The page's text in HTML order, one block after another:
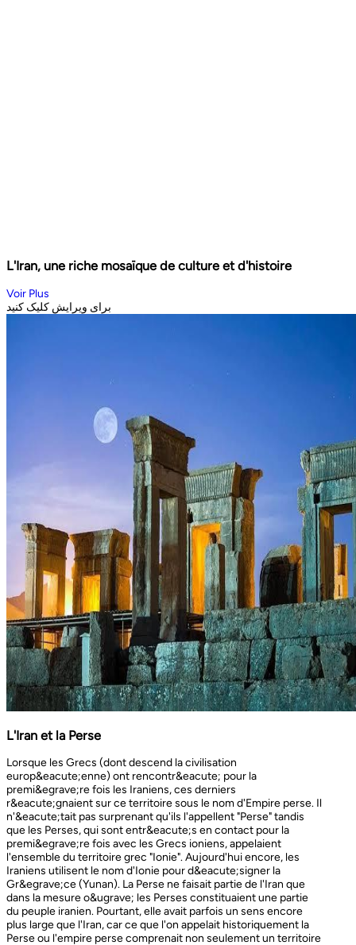
L'Iran, une riche mosaïque de culture et d'histoire
Voir Plus
برای ویرایش کلیک کنید
L'Iran et la Perse
Lorsque les Grecs (dont descend la civilisation europ&eacute;enne) ont rencontr&eacute; pour la premi&egrave;re fois les Iraniens, ces derniers r&eacute;gnaient sur ce territoire sous le nom d'Empire perse. Il n'&eacute;tait pas surprenant qu'ils l'appellent "Perse" tandis que les Perses, qui sont entr&eacute;s en contact pour la premi&egrave;re fois avec les Grecs ioniens, appelaient l'ensemble du territoire grec "Ionie". Aujourd'hui encore, les Iraniens utilisent le nom d'Ionie pour d&eacute;signer la Gr&egrave;ce (Yunan). La Perse ne faisait partie de l'Iran que dans la mesure o&ugrave; les Perses constituaient une partie du peuple iranien. Pourtant, elle avait parfois un sens encore plus large que l'Iran, car ce que l'on appelait historiquement la Perse ou l'empire perse comprenait non seulement un territoire beaucoup plus vaste que l'Iran actuel, mais aussi des pays et des peuples non iraniens comme l'&Eacute;gypte. "Perse" est rest&eacute; le terme europ&eacute;en pour l'Iran jusqu'en 1935, date &agrave; laquelle le gouvernement iranien a insist&eacute; pour que tous les pays appellent officiellement le pays par ce dernier nom. Mais le terme "Perse" a surv&eacute;cu et, encore aujourd'hui, pour de nombreux Occidentaux, la "Perse" a une connotation historique et culturelle beaucoup plus large que celle v&eacute;hicul&eacute;e par le terme "Iran", qu'ils confondaient parfois avec l'Irak. Beaucoup ne savent plus que l'Iran et la Perse sont la m&ecirc;me chose, pensant que l'Iran est aussi un pays arabe ! L'Iran actuel fait partie du plateau iranien, beaucoup plus vaste, dont l'ensemble a parfois fait partie de l'empire perse. Le pays est vaste, plus grand que le Royaume-Uni, la France, l'Espagne et l'Allemagne r&eacute;unis. Il est accident&eacute; et aride et, &agrave; l'exception de deux r&eacute;gions de plaine, il est constitu&eacute; de montagnes et de d&eacute;serts. Il y a deux grandes rang&eacute;es de montagnes, l'Alborz au nord, qui s'&eacute;tend du Caucase au nord-ouest jusqu'au Khorasan &agrave; l'est, et le Zagros, qui s'&eacute;tend de l'ouest au sud-est. Les grands d&eacute;serts, Dasht-e-Kavir et Dasht-e-Lut, tous deux situ&eacute;s &agrave; l'est, sont pratiquement inhabitables. Les deux r&eacute;gions de plaine sont le littoral de la mer Caspienne, qui se trouve au-dessous du niveau de la mer, a un climat subtropical et est couvert de for&ecirc;ts tropicales, et la plaine du Khuzestan au sud-ouest, qui est une continuation des terres fertiles de la M&eacute;sopotamie et est arros&eacute;e par le seul grand fleuve d'Iran, le Karun. Ainsi, la terre est abondante mais l'eau est rare, contrairement &agrave; un pays comme la Hollande o&ugrave; la terre est rare mais l'eau abondante. La raret&eacute; de l'eau a jou&eacute; un r&ocirc;le majeur non seulement en influen&ccedil;ant la nature et les syst&egrave;mes de l'agriculture iranienne, mais aussi un certain nombre de facteurs sociologiques cl&eacute;s, y compris la cause et la nature des &Eacute;tats iraniens. L'&eacute;tendue des montagnes et du d&eacute;sert a naturellement divis&eacute; la population iranienne en groupes relativement isol&eacute;s. Mais l'aridit&eacute; a jou&eacute; un r&ocirc;le encore plus important &agrave; cet &eacute;gard, et ce au niveau des plus petites unit&eacute;s sociales. Dans la majeure partie du pays, l'agriculture et l'&eacute;levage du b&eacute;tail n'&eacute;taient possibles que l&agrave; o&ugrave; l'eau de pluie naturelle, un petit ruisseau, un canal d'eau souterrain, appel&eacute; Qanat, ou une combinaison de ces &eacute;l&eacute;ments fournissait l'approvisionnement minimal n&eacute;cessaire en eau. Le Qanat ou Kariz est un d&eacute;veloppement ing&eacute;nieux des temps anciens, qui remonte &agrave; bien avant la fondation de l'empire perse. &Agrave; partir d'une nappe phr&eacute;atique existante dans les hautes terres, un tunnel est creus&eacute; sous le sol, en pente descendante vers les basses terres (pr&egrave;s des fermes environnantes) o&ugrave; il remonte &agrave; la surface. L'eau qui s'&eacute;coule de la source par gravit&eacute; est ensuite distribu&eacute;e par d'&eacute;troits canaux l&agrave; o&ugrave; elle est n&eacute;cessaire pour l'irrigation et d'autres usages. Le peuple iranien &Agrave; l'origine, les Iraniens &eacute;taient plus une ethnie qu'une nation et les perses se comptaient comme un groupe parmi un bon nombre des Iraniens. A part le pays qui s'appelle aujourd'hui l'Iran, l'Afghanistan et le Tadjikistan appartiennent &eacute;galement &agrave; un territoire iranien plus large dans leurs concepts historiques et culturels. En plus la domaine culturelle iranienne d&eacute;passe encore plus loin que la fronti&egrave;re de l&rsquo;ensemble de ces trois pays et s'&eacute;tendant jusqu&rsquo;au cot&eacute; nordique de l'Inde, l'Ouzb&eacute;kistan, le Turkm&eacute;nistan, le Caucase et l'Anatolie : Aujourd&rsquo;hui , c&rsquo;est ce que l&rsquo;on appelle &lsquo;&rsquo; Monde Persan&rsquo;&rsquo; La langue persane est une des langues iraniennes, alors qu&rsquo;il en existe d'autres vari&eacute;t&eacute;s dont le kurde et le pashto. En Iran, certaines langues locales sont encore parl&eacute;es en tant que des langues vivantes tandis que d&rsquo;autre langues r&eacute;gionales que l&rsquo;iranienne sont &eacute;galement parl&eacute;s en Iran tels que le turc et l&rsquo;arabe. En plus, d'autres formats de la langue persane sont parl&eacute;es en Afghanistan et au Tadjikistan, si bien que les r&eacute;sidents dans ces trois pays arrivent &agrave; se comprendre lors de la conversation et de la communication litt&eacute;raire. Egalement d'autres dialectes persans sont parl&eacute;s en Iran. A vraie dire , n&rsquo;importe quel argument &agrave; propos de l&rsquo;histoire de l&rsquo;Iran, de son &eacute;conomie et de sa politique ne serait pas raisonnable sauf qu&rsquo;on puisse tenir en compte les nomades qui ont &eacute;tabli leurs royaume &agrave; partir de l&rsquo;&eacute;poque des Perses au Qajars qui r&eacute;gnaient jusuq&rsquo;aux20&egrave;me si&egrave;cle. Suit &agrave; la recherches des p&acirc;turages encore plus verts et des sols fertils, diff&eacute;rents &eacute;thnies comme le turques, sont partis vers les r&eacute;gions au nord, nord-est et l&rsquo;est de la Perse . Apr&egrave;s avoir s&rsquo;h&eacute;berger , ils fallait qu&rsquo;ils se pr&eacute;par&egrave;rent pour faire face aux &eacute;nemies etrang&egrave;res . La s&egrave;cheresse, l&rsquo;aridit&eacute; et la densit&eacute; de la population dan leurs propres r&eacute;gions fut la cause de l&rsquo;immigration vers la Perse. D&rsquo;autre part la manqu&eacute; de la pluie et l&rsquo;aridit&eacute; en Iran causait la miragartion des gens vers des r&eacute;gions plus verts : ils se d&eacute;pla&ccedil;aient tous les ann&eacute;es, pour aller vers les r&eacute;gions o&ugrave; il faisait agr&eacute;able pendant l&rsquo;hiver et des r&eacute;gions o&ugrave; le climat faisait moins chaud au cours de l&rsquo;&eacute;t&eacute;. En comparaison avec les les s&eacute;dentaires, les nomades ont des puissances militaires et ils sont plus dynamiques, et plus nombreux que les villageoises qu'ils attaquaient. Ces particularit&eacute;s permettent &agrave; une tribu ou &agrave; un ensemble de tribus de faire diriger les autres vers la formation d&rsquo;un &eacute;tat central : Ensuite il faisait les n&eacute;cessaires pour collecter directement ou via un moyen indirect, la totalit&eacute; des produits agricoles exc&eacute;dentaires pour fournir les affaires financi&egrave;res. Ainsi il devient un &eacute;tat central et capable &agrave; taille de contr&ocirc;ler, d'administrer et de d&eacute;fendre ses vastes territoires. La plupart des souverains iraniens se d&eacute;pla&ccedil;aient la plupart du temps et cette caract&eacute;ristique est racin&eacute; dans leurs origines et leurs esprits. Par exemple les Ach&eacute;m&eacute;nides dirigeaient leurs trois capitales et se d&eacute;pla&ccedil;aient entre : Suse, Pers&eacute;polis et Ecbatane et parfois quatre si on fait inclure la Babylon. D&egrave;s le d&eacute;but ; tous les gouvernements iraniens jusqu&rsquo;au 20&egrave;me si&egrave;cle, on &eacute;t&eacute; fond&eacute;s par des tribus nomades et apr&egrave;s avoir &ecirc;tre uni au sein du gouvernement , il fallait se pr&eacute;parer pour faire face aux d&eacute;fis comme l&rsquo;invasion des nomades dans le pays et ceux qui pourraient attaquer depuis des terres au-del&agrave; des fronti&egrave;res. D'une mani&egrave;re historique, l'Iran a &eacute;t&eacute; le carrefour entre l'Asie et l'Europe, l'Est et l'Ouest. Les personnes, les biens ainsi que les croyances, les normes et produits culturels y sont pass&eacute;s, g&eacute;n&eacute;ralement d'est en ouest, mais pas toujours. L'influence orientale &eacute;tait telle que beaucoup des anciens mythes et l&eacute;gendes iraniens provenaient des terres orientales de l'Iran, bien que l'islam et les Arabes soient venus de la direction oppos&eacute;e. Cette situation g&eacute;ographique particuli&egrave;re a donn&eacute; lieu &agrave; ce que l'on peut appeler &laquo; l'effet carrefour &raquo;, &agrave; la fois d&eacute;stabilisant et enrichissant le pays ; rendant ses habitants hospitaliers et amicaux envers les &eacute;trangers et aussi tr&egrave;s conscients de leur particularit&eacute;. L'une des cons&eacute;quences de l'effet de carrefour est le fait que l'Iran est maintenant peupl&eacute; d&rsquo;une vari&eacute;t&eacute; de communaut&eacute;s ethniques et linguistiques incluant ceux dont la langue maternelle est le persan, ainsi que les Kurdes, les Turcs, les Arabes, les Baloutches, etc. On rencontre les Turcophones dans la r&eacute;gion Nord-ouest de l'Azerba&iuml;djan, aujourd'hui divis&eacute;e en plusieurs provinces, &agrave; la fronti&egrave;re de la Turquie et du Caucase. D'autres peuples turcophones, comme les Turkm&egrave;nes du Centre-nord-est et les tribus turcophones comm